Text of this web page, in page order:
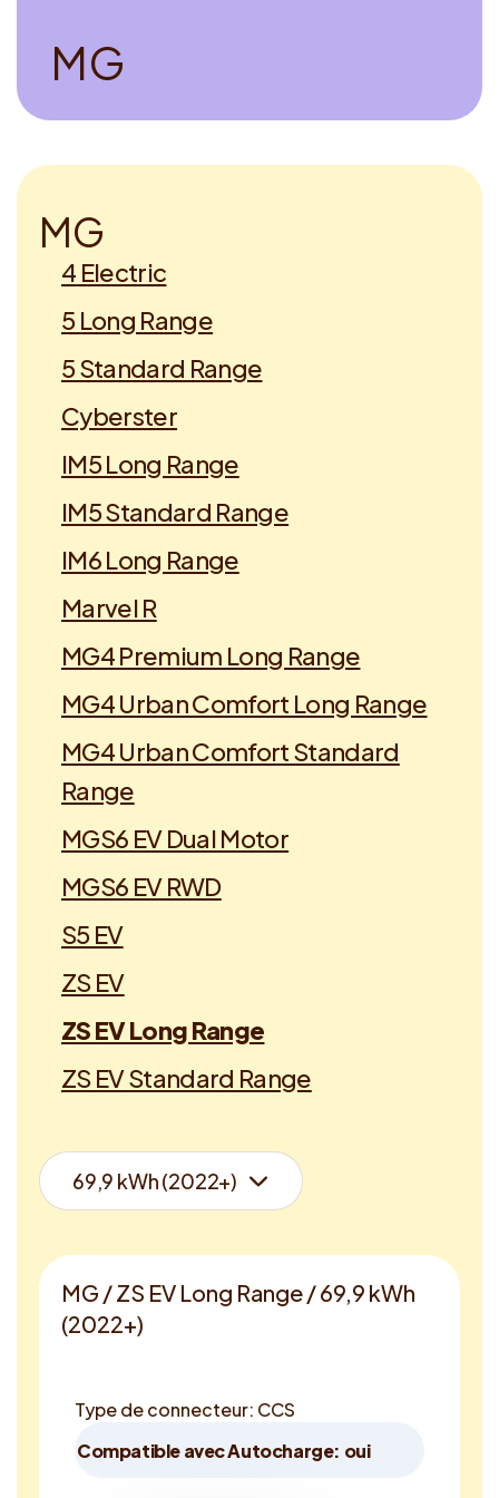
MG
MG
4 Electric
5 Long Range
5 Standard Range
Cyberster
IM5 Long Range
IM5 Standard Range
IM6 Long Range
Marvel R
MG4 Premium Long Range
MG4 Urban Comfort Long Range
MG4 Urban Comfort Standard
Range
MGS6 EV Dual Motor
MGS6 EV RWD
S5 EV
ZS EV
ZS EV Long Range
ZS EV Standard Range
MG / ZS EV Long Range / 69,9 kWh
(2022+)
Type de connecteur: CCS
Compatible avec Autocharge: oui